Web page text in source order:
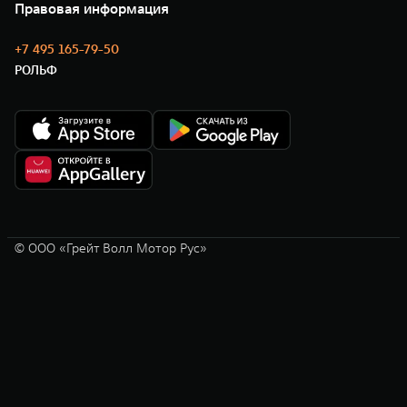
Моторные масла
Новости
Правовая информация
+7 495 165-79-50
РОЛЬФ
© ООО «Грейт Волл Мотор Рус»